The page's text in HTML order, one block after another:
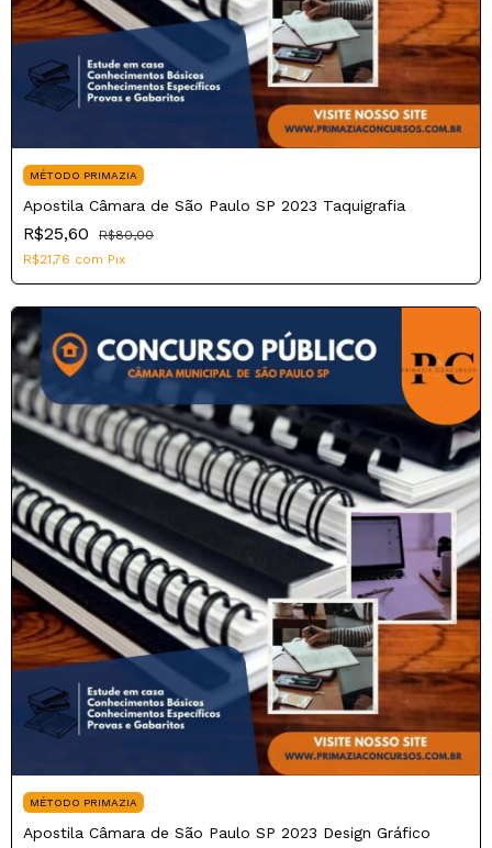
MÉTODO PRIMAZIA
Apostila Câmara de São Paulo SP 2023 Taquigrafia
R$25,60
R$80,00
R$21,76 com Pix
MÉTODO PRIMAZIA
Apostila Câmara de São Paulo SP 2023 Design Gráfico